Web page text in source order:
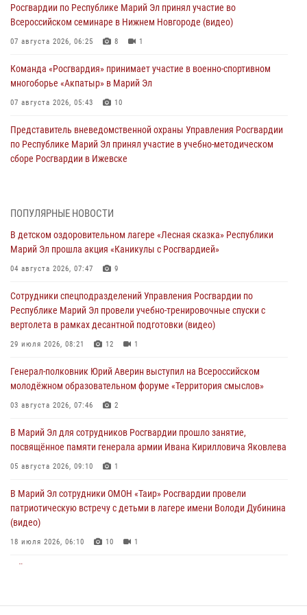
Росгвардии по Республике Марий Эл принял участие во
Всероссийском семинаре в Нижнем Новгороде (видео)
07 августа 2026, 06:25 8 1
Команда «Росгвардия» принимает участие в военно-спортивном
многоборье «Акпатыр» в Марий Эл
07 августа 2026, 05:43 10
Представитель вневедомственной охраны Управления Росгвардии
по Республике Марий Эл принял участие в учебно-методическом
сборе Росгвардии в Ижевске
провели более 90 проверок мест хранения гражданского оружия
06 августа 2026, 08:00
В Марий Эл сотрудники вневедомственной охраны Росгвардии за
05 августа 2026, 09:44
В Марий Эл для сотрудников Росгвардии прошло занятие,
посвящённое памяти генерала армии Ивана Кирилловича Яковлева
В детском оздоровительном лагере «Лесная сказка» Республики
Марий Эл прошла акция «Каникулы с Росгвардией»
Сотрудники Центра лицензионно-разрешительной работы
Управления Росгвардии по Республике Марий Эл приняли участие в
04 августа 2026, 06:46
ПОПУЛЯРНЫЕ НОВОСТИ
В детском оздоровительном лагере «Лесная сказка» Республики
Марий Эл прошла акция «Каникулы с Росгвардией»
04 августа 2026, 07:47 9
Сотрудники спецподразделений Управления Росгвардии по
Республике Марий Эл провели учебно-тренировочные спуски с
вертолета в рамках десантной подготовки (видео)
29 июля 2026, 08:21 12 1
Генерал-полковник Юрий Аверин выступил на Всероссийском
молодёжном образовательном форуме «Территория смыслов»
03 августа 2026, 07:46 2
В Марий Эл для сотрудников Росгвардии прошло занятие,
посвящённое памяти генерала армии Ивана Кирилловича Яковлева
05 августа 2026, 09:10 1
В Марий Эл сотрудники ОМОН «Таир» Росгвардии провели
патриотическую встречу с детьми в лагере имени Володи Дубинина
(видео)
18 июля 2026, 06:10 10 1